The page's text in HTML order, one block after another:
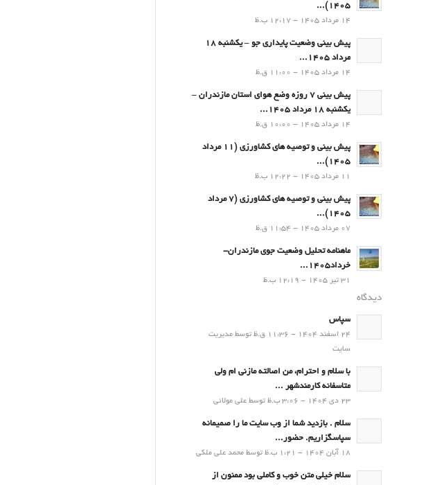
۱۴۰۵)...
14 مرداد 1405 - 12:17 ب.ظ
پیش بینی وضعیت پایداری جو – یکشنبه 18
مرداد 1405...
14 مرداد 1405 - 11:00 ق.ظ
پیش بینی 7 روزه وضع هوای استان مازندران –
یکشنبه 18 مرداد 1405...
14 مرداد 1405 - 10:00 ق.ظ
پیش بینی و توصیه های کشاورزی (11 مرداد
۱۴۰۵)...
11 مرداد 1405 - 12:22 ب.ظ
پیش بینی و توصیه های کشاورزی (7 مرداد
۱۴۰۵)...
07 مرداد 1405 - 11:54 ق.ظ
ماهنامه تحلیل وضعیت جوی مازندران-
خرداد1405...
31 تیر 1405 - 12:19 ب.ظ
دیدگاه
سپاس
24 اسفند 1404 - 11:36 ق.ظ توسط مدیریت
سایت
با سلام و احترام، من اصالته مازنی ام ولی
متاسفانه کارمندشهر ...
23 دی 1404 - 3:06 ب.ظ توسط علی مولائی
سلام . بازدید شما از وب سایت ما را صمیمانه
سپاسگزاریم. حضور...
18 آبان 1404 - 1:21 ب.ظ توسط محمد علی ملکی
سلام خیلی متن خوب و کاملی بود ممنون از